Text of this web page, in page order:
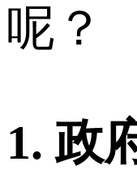
呢？
1. 政